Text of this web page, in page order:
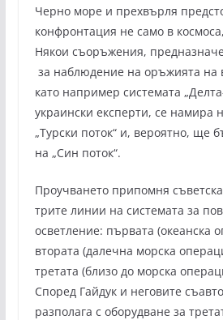
Черно море и прехвърля
конфронтация не само в
Някои съоръжения,
за наблюдение на оръжията на
като например системата
украински експерти, се намира
„Турски поток“ и, вероятно, ще
на „Син поток“.
Проучването припомня
трите линии на системата за
осветление: първата (океанска
втората (далечна морска
третата (близо до морска
Според Гайдук и неговите
разполага с оборудване за